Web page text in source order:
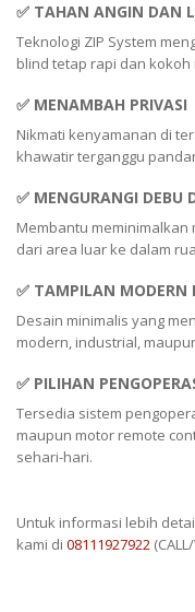
✅ TAHAN ANGIN DAN
Teknologi ZIP System
blind tetap rapi dan
✅ MENAMBAH PRIVASI
Nikmati kenyamanan di
khawatir terganggu
✅ MENGURANGI DEBU
Membantu
dari area luar ke dalam
✅ TAMPILAN MODERN
Desain minimalis yang
modern, industrial,
✅ PILIHAN
Tersedia sistem
maupun motor remote
sehari-hari.
Untuk informasi lebih
kami di 08111927922